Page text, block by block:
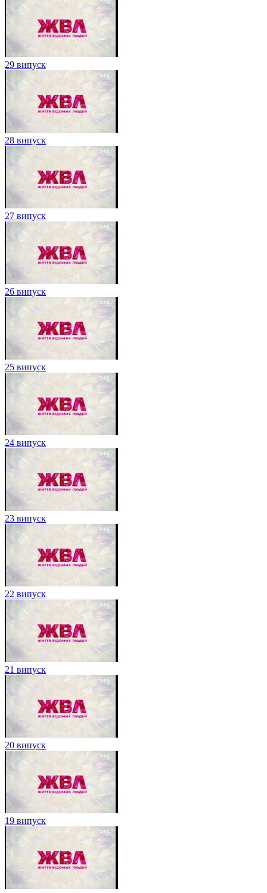
29 випуск
28 випуск
27 випуск
26 випуск
25 випуск
24 випуск
23 випуск
22 випуск
21 випуск
20 випуск
19 випуск